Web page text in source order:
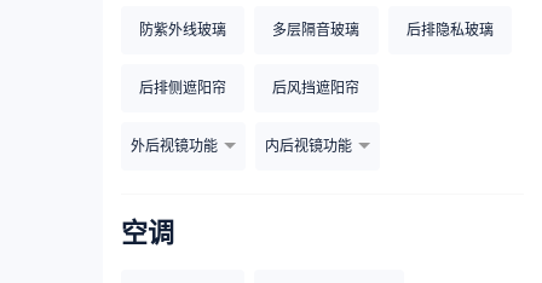
防紫外线玻璃 多层隔音玻璃 后排隐私玻璃
后排侧遮阳帘 后风挡遮阳帘
外后视镜功能 内后视镜功能
空调